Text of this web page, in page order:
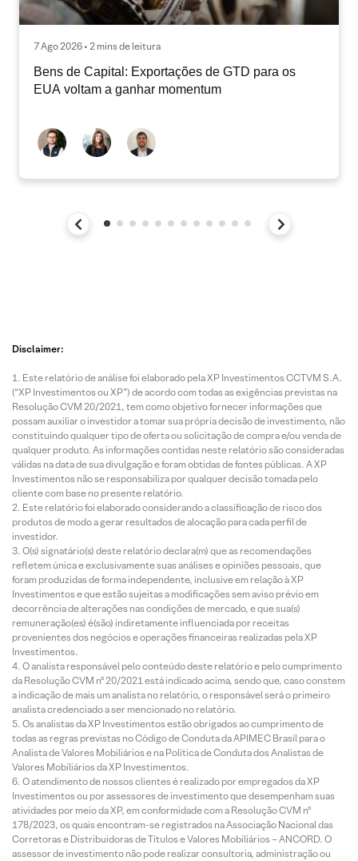
7 Ago 2026 • 2 mins de leitura
Bens de Capital: Exportações de GTD para os
EUA voltam a ganhar momentum
Disclaimer:
Este relatório de análise foi elaborado pela XP Investimentos CCTVM S.A.
(“XP Investimentos ou XP”) de acordo com todas as exigências previstas na
Resolução CVM 20/2021, tem como objetivo fornecer informações que
possam auxiliar o investidor a tomar sua própria decisão de investimento, não
constituindo qualquer tipo de oferta ou solicitação de compra e/ou venda de
qualquer produto. As informações contidas neste relatório são consideradas
válidas na data de sua divulgação e foram obtidas de fontes públicas. A XP
Investimentos não se responsabiliza por qualquer decisão tomada pelo
cliente com base no presente relatório.
Este relatório foi elaborado considerando a classificação de risco dos
produtos de modo a gerar resultados de alocação para cada perfil de
investidor.
O(s) signatário(s) deste relatório declara(m) que as recomendações
refletem única e exclusivamente suas análises e opiniões pessoais, que
foram produzidas de forma independente, inclusive em relação à XP
Investimentos e que estão sujeitas a modificações sem aviso prévio em
decorrência de alterações nas condições de mercado, e que sua(s)
remuneração(es) é(são) indiretamente influenciada por receitas
provenientes dos negócios e operações financeiras realizadas pela XP
Investimentos.
O analista responsável pelo conteúdo deste relatório e pelo cumprimento
da Resolução CVM nº 20/2021 está indicado acima, sendo que, caso constem
a indicação de mais um analista no relatório, o responsável será o primeiro
analista credenciado a ser mencionado no relatório.
Os analistas da XP Investimentos estão obrigados ao cumprimento de
todas as regras previstas no Código de Conduta da APIMEC Brasil para o
Analista de Valores Mobiliários e na Política de Conduta dos Analistas de
Valores Mobiliários da XP Investimentos.
O atendimento de nossos clientes é realizado por empregados da XP
Investimentos ou por assessores de investimento que desempenham suas
atividades por meio da XP, em conformidade com a Resolução CVM nº
178/2023, os quais encontram-se registrados na Associação Nacional das
Corretoras e Distribuidoras de Títulos e Valores Mobiliários – ANCORD. O
assessor de investimento não pode realizar consultoria, administração ou